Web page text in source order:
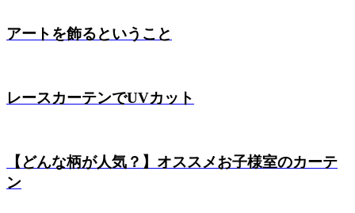
アートを飾るということ
レースカーテンでUVカット
【どんな柄が人気？】オススメお子様室のカーテ
ン